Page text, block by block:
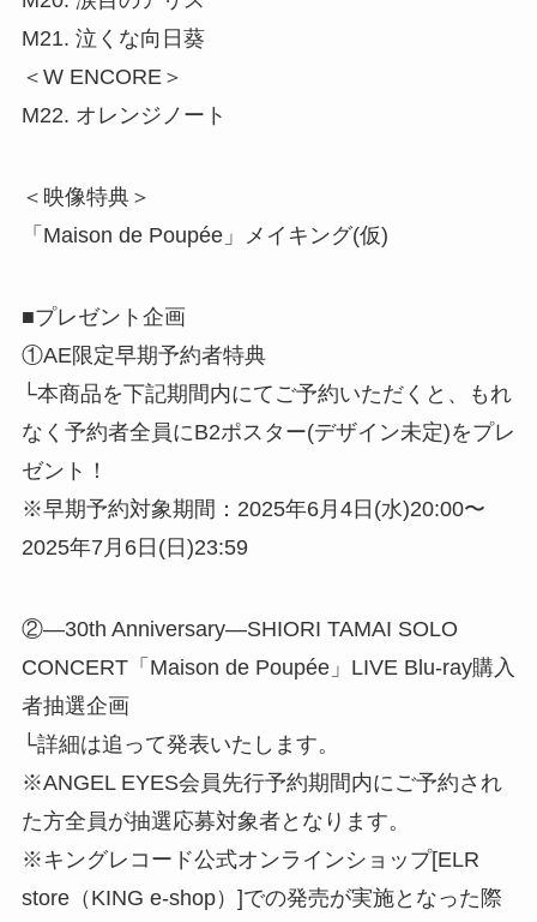
M21. 泣くな向日葵
＜W ENCORE＞
M22. オレンジノート
＜映像特典＞
「Maison de Poupée」メイキング(仮)
■プレゼント企画
①AE限定早期予約者特典
└本商品を下記期間内にてご予約いただくと、もれ
なく予約者全員にB2ポスター(デザイン未定)をプレ
ゼント！
※早期予約対象期間：2025年6月4日(水)20:00〜
2025年7月6日(日)23:59
②―30th Anniversary―SHIORI TAMAI SOLO
CONCERT「Maison de Poupée」LIVE Blu-ray購入
者抽選企画
└詳細は追って発表いたします。
※ANGEL EYES会員先行予約期間内にご予約され
た方全員が抽選応募対象者となります。
※キングレコード公式オンラインショップ[ELR
store（KING e-shop）]での発売が実施となった際